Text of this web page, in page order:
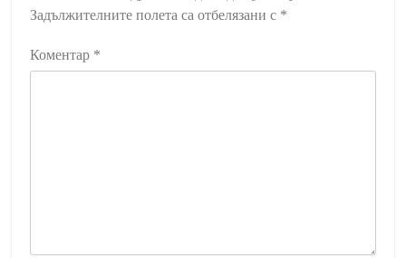
Задължителните полета са отбелязани с *
Коментар *